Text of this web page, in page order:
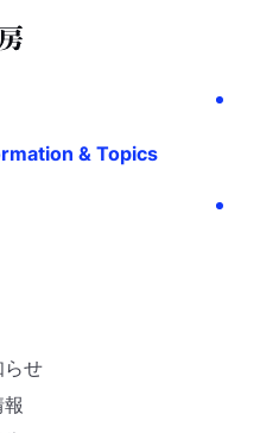
& Topics
せ